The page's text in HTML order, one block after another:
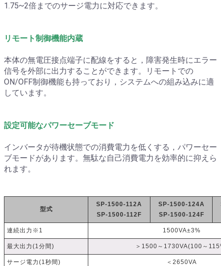
1.75~2倍までのサージ電力に対応できます。
リモート制御機能内蔵
本体の無電圧接点端子に配線をすると，障害発生時にエラー
信号を外部に出力することができます。リモートでの
ON/OFF制御機能も持っており，システムへの組み込みに適
しています。
設定可能なパワーセーブモード
インバータが待機状態での消費電力を低くする，パワーセー
ブモードがあります。無駄な自己消費電力を効率的に抑えら
れます。
型式
SP-1500-112A
SP-1500-112F
SP-1500-124A
SP-1500-124F
連続出力※1 1500VA±3%
最大出力(1分間) ＞1500～1730VA(100～
サージ電力(1秒間) ＜2650VA